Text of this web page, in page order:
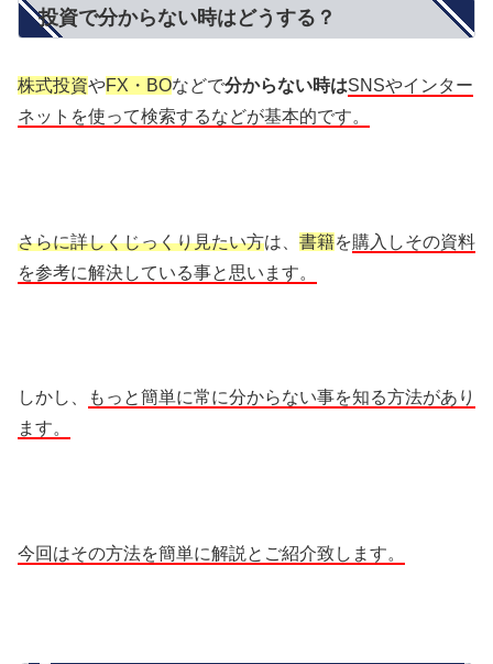
投資で分からない時はどうする？
株式投資やFX・BOなどで分からない時はSNSやインター
ネットを使って検索するなどが基本的です。
さらに詳しくじっくり見たい方は、 書籍を購入しその資料
を参考に解決している事と思います。
しかし、
もっと簡単に常に分からない事を知る方法があり
ます。
今回はその方法を簡単に解説とご紹介致します。